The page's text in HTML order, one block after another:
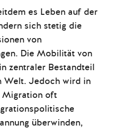
es Leben auf der
sich stetig die
von
Die Mobilität von
zentraler Bestandteil
Welt. Jedoch wird in
Migration oft
überwinden,